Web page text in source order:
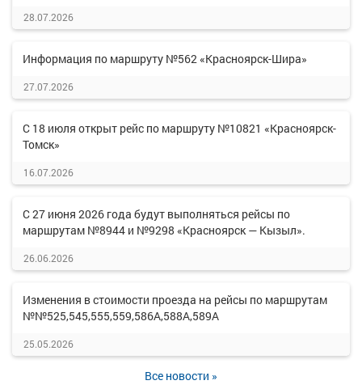
28.07.2026
Информация по маршруту №562 «Красноярск-Шира»
27.07.2026
С 18 июля открыт рейс по маршруту №10821 «Красноярск-
Томск»
16.07.2026
С 27 июня 2026 года будут выполняться рейсы по
маршрутам №8944 и №9298 «Красноярск — Кызыл».
26.06.2026
Изменения в стоимости проезда на рейсы по маршрутам
№№525,545,555,559,586А,588А,589А
25.05.2026
Все новости »